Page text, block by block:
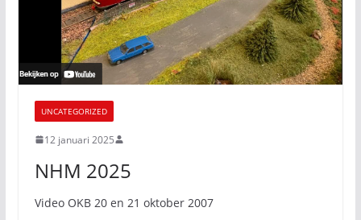
UNCATEGORIZED
12 januari 2025
NHM 2025
Video OKB 20 en 21 oktober 2007